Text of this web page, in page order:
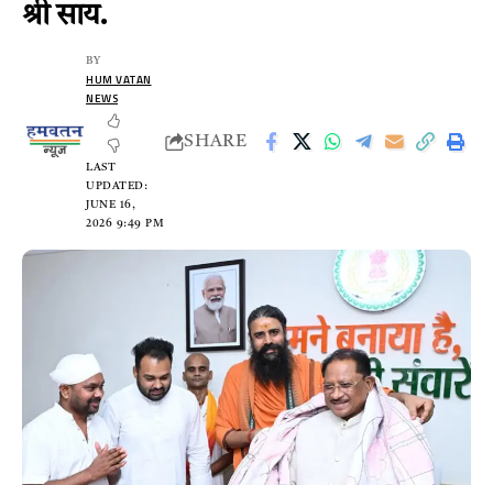
श्री साय.
LAST
UPDATED:
JUNE 16,
2026 9:49 PM
BY
HUM VATAN
NEWS
SHARE